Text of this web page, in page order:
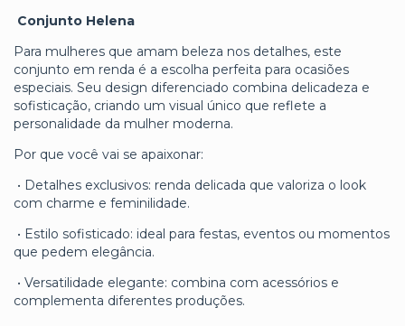
Conjunto Helena
Para mulheres que amam beleza nos detalhes, este
conjunto em renda é a escolha perfeita para ocasiões
especiais. Seu design diferenciado combina delicadeza e
sofisticação, criando um visual único que reflete a
personalidade da mulher moderna.
Por que você vai se apaixonar:
• Detalhes exclusivos: renda delicada que valoriza o look
com charme e feminilidade.
• Estilo sofisticado: ideal para festas, eventos ou momentos
que pedem elegância.
• Versatilidade elegante: combina com acessórios e
complementa diferentes produções.